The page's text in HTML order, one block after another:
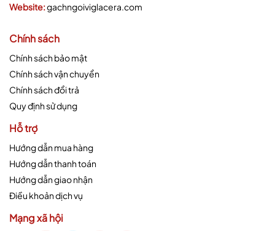
Website:gachngoiviglacera.com
Chính sách
Chính sách bảo mật
Chính sách vận chuyển
Chính sách đổi trả
Quy định sử dụng
Hỗ trợ
Hướng dẫn mua hàng
Hướng dẫn thanh toán
Hướng dẫn giao nhận
Điều khoản dịch vụ
Mạng xã hội